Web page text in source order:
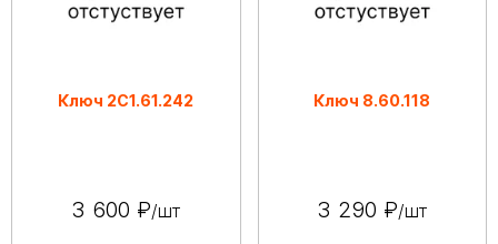
Ключ 2С1.61.242
3 600 ₽/шт
Ключ 8.60.118
3 290 ₽/шт